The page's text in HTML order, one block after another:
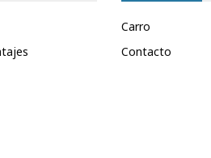
Carro
Contacto